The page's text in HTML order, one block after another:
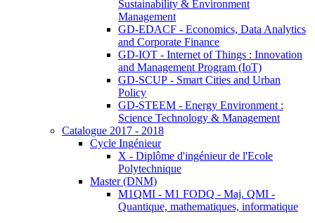
Sustainability & Environment
Management
GD-EDACF - Economics, Data Analytics
and Corporate Finance
GD-IOT - Internet of Things : Innovation
and Management Program (IoT)
GD-SCUP - Smart Cities and Urban
Policy
GD-STEEM - Energy Environment :
Science Technology & Management
Catalogue 2017 - 2018
Cycle Ingénieur
X - Diplôme d'ingénieur de l'Ecole
Polytechnique
Master (DNM)
M1QMI - M1 FODQ - Maj. QMI -
Quantique, mathematiques, informatique